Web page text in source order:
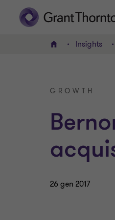
HOME Insights
GROWTH
26 gen 2017